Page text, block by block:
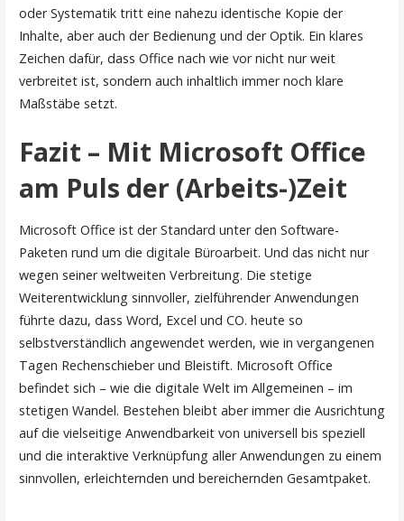
oder Systematik tritt eine nahezu identische Kopie der
Inhalte, aber auch der Bedienung und der Optik. Ein klares
Zeichen dafür, dass Office nach wie vor nicht nur weit
verbreitet ist, sondern auch inhaltlich immer noch klare
Maßstäbe setzt.
Fazit – Mit Microsoft Office
am Puls der (Arbeits-)Zeit
Microsoft Office ist der Standard unter den Software-
Paketen rund um die digitale Büroarbeit. Und das nicht nur
wegen seiner weltweiten Verbreitung. Die stetige
Weiterentwicklung sinnvoller, zielführender Anwendungen
führte dazu, dass Word, Excel und CO. heute so
selbstverständlich angewendet werden, wie in vergangenen
Tagen Rechenschieber und Bleistift. Microsoft Office
befindet sich – wie die digitale Welt im Allgemeinen – im
stetigen Wandel. Bestehen bleibt aber immer die Ausrichtung
auf die vielseitige Anwendbarkeit von universell bis speziell
und die interaktive Verknüpfung aller Anwendungen zu einem
sinnvollen, erleichternden und bereichernden Gesamtpaket.